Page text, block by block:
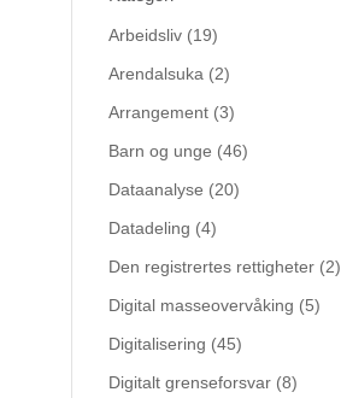
Arbeidsliv (19)
Arendalsuka (2)
Arrangement (3)
Barn og unge (46)
Dataanalyse (20)
Datadeling (4)
Den registrertes rettigheter (2)
Digital masseovervåking (5)
Digitalisering (45)
Digitalt grenseforsvar (8)